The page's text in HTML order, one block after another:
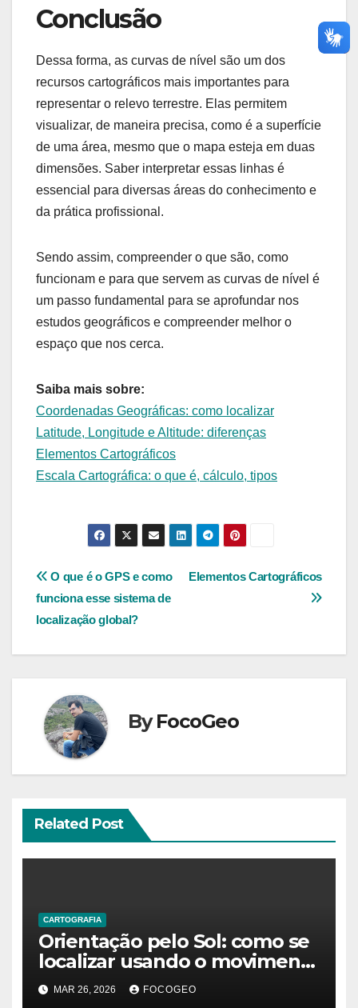
Conclusão
Dessa forma, as curvas de nível são um dos
recursos cartográficos mais importantes para
representar o relevo terrestre. Elas permitem
visualizar, de maneira precisa, como é a superfície
de uma área, mesmo que o mapa esteja em duas
dimensões. Saber interpretar essas linhas é
essencial para diversas áreas do conhecimento e
da prática profissional.
Sendo assim, compreender o que são, como
funcionam e para que servem as curvas de nível é
um passo fundamental para se aprofundar nos
estudos geográficos e compreender melhor o
espaço que nos cerca.
Saiba mais sobre:
Coordenadas Geográficas: como localizar
Latitude, Longitude e Altitude: diferenças
Elementos Cartográficos
Escala Cartográfica: o que é, cálculo, tipos
Navegação
de
Post
Elementos Cartográficos
O que é o GPS e como
funciona esse sistema de
localização global?
ByFocoGeo
Related Post
CARTOGRAFIA
Orientação pelo Sol: como se
localizar usando o movimento
solar na Terra
MAR 26, 2026 FOCOGEO